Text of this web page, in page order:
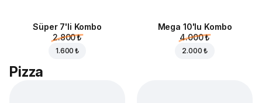
Süper 7'li Kombo
2.800 ₺
1.600 ₺
Mega 10'lu Kombo
4.000 ₺
2.000 ₺
Pizza